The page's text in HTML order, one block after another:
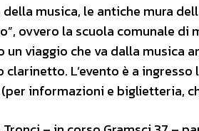
musica, le antiche mura
ovvero la scuola comunale di
viaggio che va dalla musica
L’evento è a
informazioni e biglietteria,